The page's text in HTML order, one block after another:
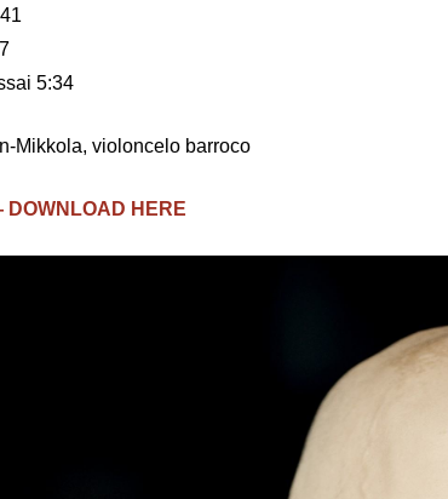
5:34
Mikkola, violoncelo barroco
HERE